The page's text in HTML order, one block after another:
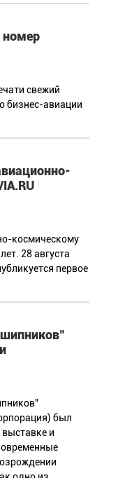
номер
свежий
бизнес-авиации
космическому
28 августа
первое
был
и